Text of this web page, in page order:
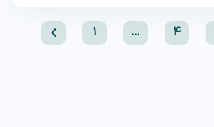
1 … 4